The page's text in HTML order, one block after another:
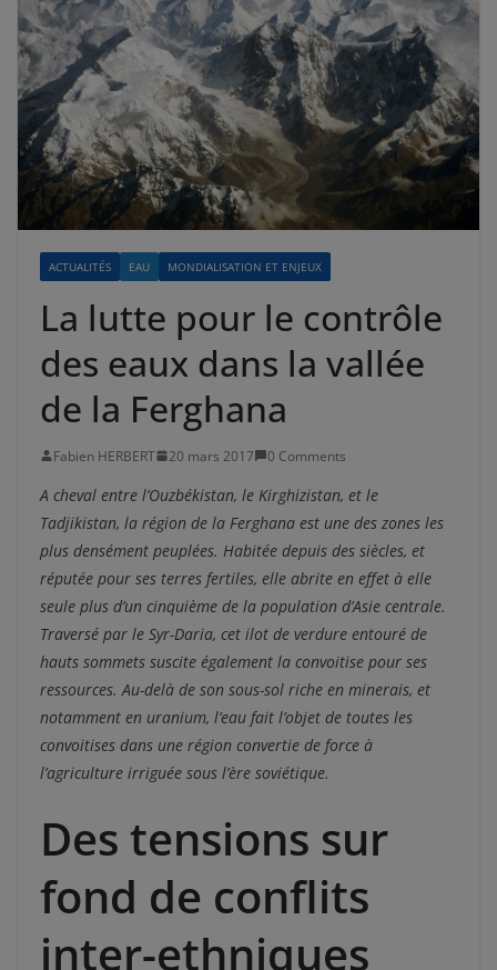
ACTUALITÉS EAU MONDIALISATION ET ENJEUX
La lutte pour le contrôle
des eaux dans la vallée
de la Ferghana
Fabien HERBERT 20 mars 2017 0 Comments
A cheval entre l’Ouzbékistan, le Kirghizistan, et le
Tadjikistan, la région de la Ferghana est une des zones les
plus densément peuplées. Habitée depuis des siècles, et
réputée pour ses terres fertiles, elle abrite en effet à elle
seule plus d’un cinquième de la population d’Asie centrale.
Traversé par le Syr-Daria, cet ilot de verdure entouré de
hauts sommets suscite également la convoitise pour ses
ressources. Au-delà de son sous-sol riche en minerais, et
notamment en uranium, l’eau fait l’objet de toutes les
convoitises dans une région convertie de force à
l’agriculture irriguée sous l’ère soviétique.
Des tensions sur
fond de conflits
inter-ethniques